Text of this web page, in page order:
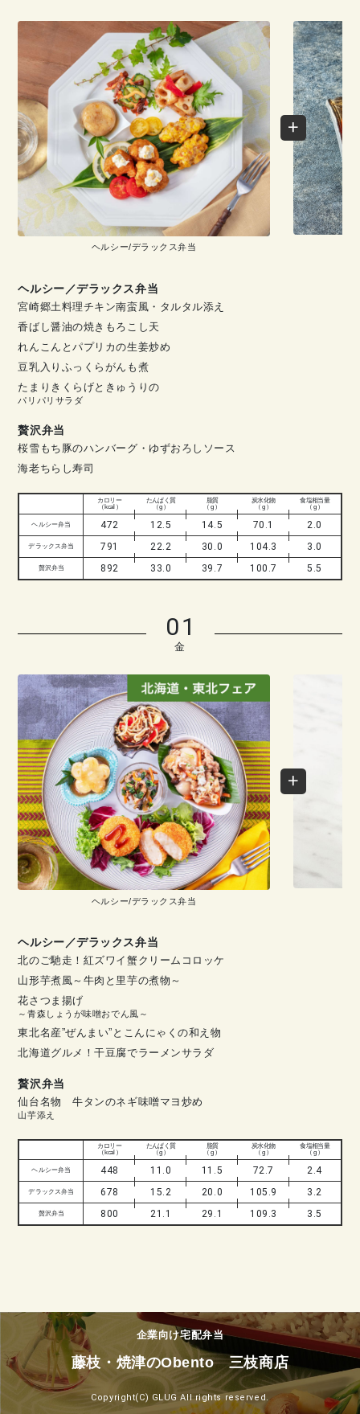
ヘルシー/デラックス弁当
ヘルシー／デラックス弁当
宮崎郷土料理チキン南蛮風・タルタル添え
香ばし醤油の焼きもろこし天
れんこんとパプリカの生姜炒め
豆乳入りふっくらがんも煮
たまりきくらげときゅうりの
パリパリサラダ
贅沢弁当
桜雪もち豚のハンバーグ・ゆずおろしソース
海老ちらし寿司
カロリー
（ kcal ）
たんぱく質
（ g ）
脂質
（ g ）
炭水化物
（ g ）
食塩相当量
（ g ）
ヘルシー弁当 472 12.5 14.5 70.1 2.0
デラックス弁当 791 22.2 30.0 104.3 3.0
贅沢弁当 892 33.0 39.7 100.7 5.5
01
金
ヘルシー/デラックス弁当
ヘルシー／デラックス弁当
北のご馳走！紅ズワイ蟹クリームコロッケ
山形芋煮風～牛肉と里芋の煮物～
花さつま揚げ
～青森しょうが味噌おでん風～
東北名産”ぜんまい”とこんにゃくの和え物
北海道グルメ！干豆腐でラーメンサラダ
贅沢弁当
仙台名物 牛タンのネギ味噌マヨ炒め
山芋添え
カロリー
（ kcal ）
たんぱく質
（ g ）
脂質
（ g ）
炭水化物
（ g ）
食塩相当量
（ g ）
ヘルシー弁当 448 11.0 11.5 72.7 2.4
デラックス弁当 678 15.2 20.0 105.9 3.2
贅沢弁当 800 21.1 29.1 109.3 3.5
企業向け宅配弁当
藤枝・焼津のObento 三枝商店
Copyright(C) GLUG All rights reserved.